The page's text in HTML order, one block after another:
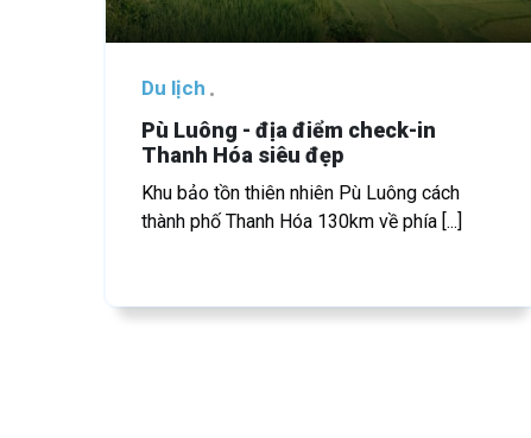
Du lịch
Pù Luông - địa điểm check-in
Thanh Hóa siêu đẹp
Khu bảo tồn thiên nhiên Pù Luông cách
thành phố Thanh Hóa 130km về phía [...]